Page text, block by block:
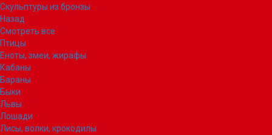
Скульптуры из бронзы
Назад
Смотреть все
Птицы
Еноты, змеи, жирафы
Кабаны
Бараны
Быки
Львы
Лошади
Лисы, волки, крокодилы